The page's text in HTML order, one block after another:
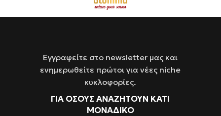
Εγγραφείτε στο newsletter μας και
ενημερωθείτε πρώτοι για νέες niche
κυκλοφορίες.
ΓΙΑ ΌΣΟΥΣ ΑΝΑΖΗΤΟΥΝ ΚΑΤΙ
ΜΟΝΑΔΙΚΟ